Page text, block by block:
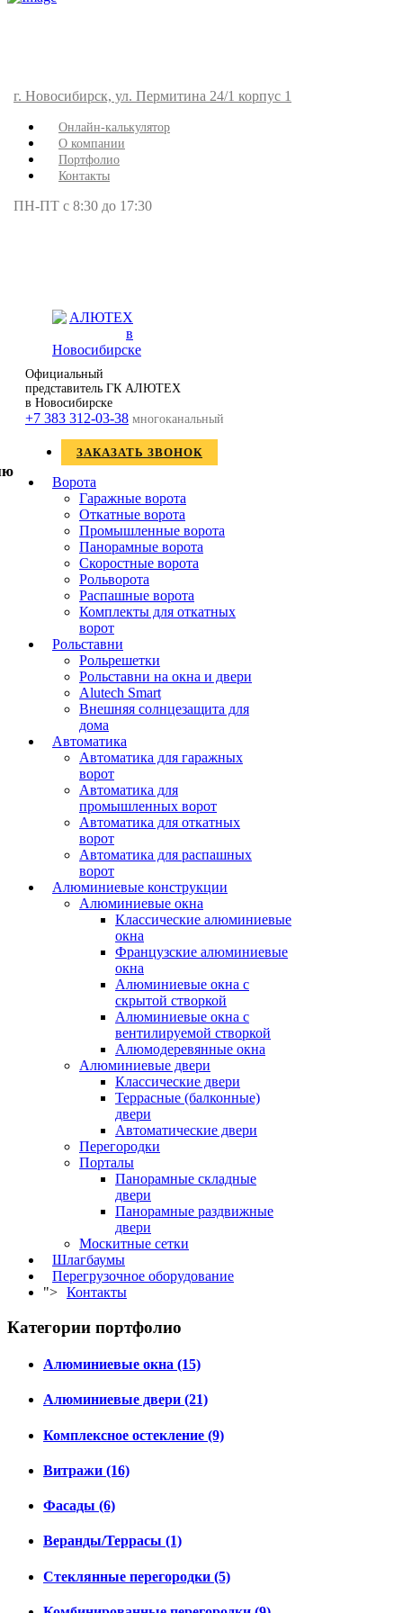
г. Новосибирск, ул. Пермитина 24/1 корпус 1
Онлайн-калькулятор
О компании
Портфолио
Контакты
ПН-ПТ с 8:30 до 17:30
Официальный
представитель ГК АЛЮТЕХ
в Новосибирске
+7 383 312-03-38 многоканальный
ЗАКАЗАТЬ ЗВОНОК
Ворота
Гаражные ворота
Откатные ворота
Промышленные ворота
Панорамные ворота
Скоростные ворота
Рольворота
Распашные ворота
Комплекты для откатных
ворот
Рольставни
Рольрешетки
Рольставни на окна и двери
Alutech Smart
Внешняя солнцезащита для
дома
Автоматика
Автоматика для гаражных
ворот
Автоматика для
промышленных ворот
Автоматика для откатных
ворот
Автоматика для распашных
ворот
Алюминиевые конструкции
Алюминиевые окна
Классические алюминиевые
окна
Французские алюминиевые
окна
Алюминиевые окна с
скрытой створкой
Алюминиевые окна с
вентилируемой створкой
Алюмодеревянные окна
Алюминиевые двери
Классические двери
Террасные (балконные)
двери
Автоматические двери
Перегородки
Порталы
Панорамные складные
двери
Панорамные раздвижные
двери
Москитные сетки
Шлагбаумы
Перегрузочное оборудование
"> Контакты
Категории портфолио
Алюминиевые окна (15)
Алюминиевые двери (21)
Комплексное остекление (9)
Витражи (16)
Фасады (6)
Веранды/Террасы (1)
Стеклянные перегородки (5)